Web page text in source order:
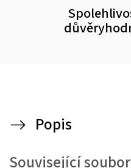
Popis
Související